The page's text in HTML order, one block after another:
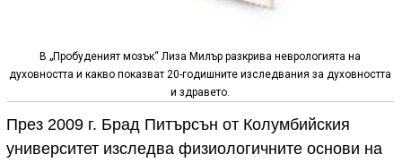
В „Пробуденият мозък“ Лиза Милър разкрива неврологията на
духовността и какво показват 20-годишните изследвания за духовността
и здравето.
През 2009 г. Брад Питърсън от Колумбийския
университет изследва физиологичните основи на